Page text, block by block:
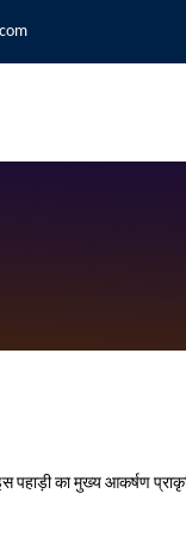
पहाड़ी का मुख्य आकर्षण